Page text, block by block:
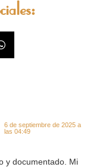
6 de septiembre de 2025 a
las 04:49
y documentado. Mi